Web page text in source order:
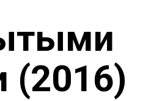
(2016)